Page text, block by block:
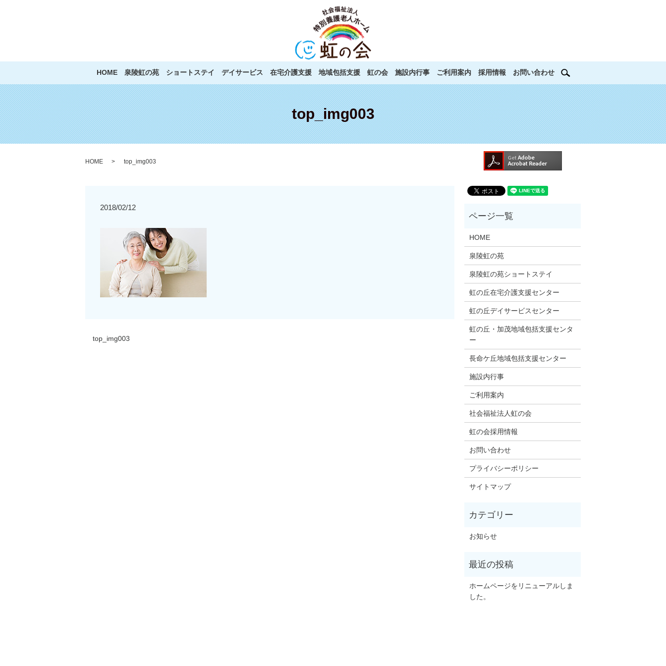
HOME 泉陵虹の苑 ショートステイ デイサービス 在宅介護支援 地域包括支援 虹の会 施設内行事 ご利用案内 採用情報 お問い合わせ
top_img003
HOME top_img003
2018/02/12
top_img003
HOME
泉陵虹の苑
泉陵虹の苑ショートステイ
虹の丘在宅介護支援センター
虹の丘デイサービスセンター
虹の丘・加茂地域包括支援センタ
ー
長命ケ丘地域包括支援センター
施設内行事
ご利用案内
社会福祉法人虹の会
虹の会採用情報
お問い合わせ
プライバシーポリシー
サイトマップ
お知らせ
ホームページをリニューアルしま
した。